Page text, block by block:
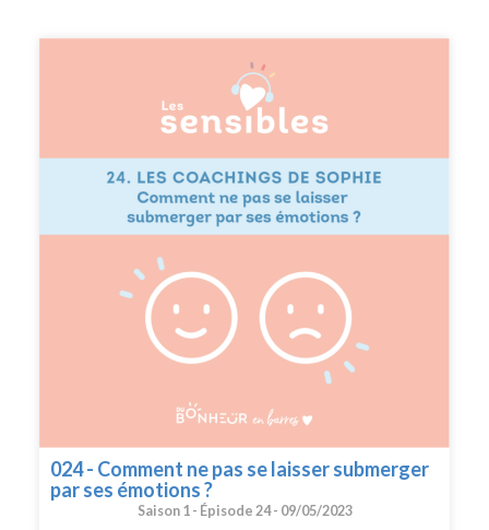
pour sont témoignage des plus authentiques. Si vous
voulez partager votre témoignage sensible, envoyez moi
un mail à sophie@dubonheurenbarres.com en me
racontant un bout de votre histoire que j’ai déjà hâte de
découvrir. --- Suivez moi sur instagram :
dans votre boîte mail
024 - Comment ne pas se laisser submerger
par ses émotions ?
Saison 1 - Épisode 24 - 09/05/2023